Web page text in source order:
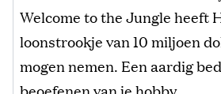
Welcome to the Jungle heeft
loonstrookje van 10 miljoen
mogen nemen. Een aardig
beoefenen van je hobby.